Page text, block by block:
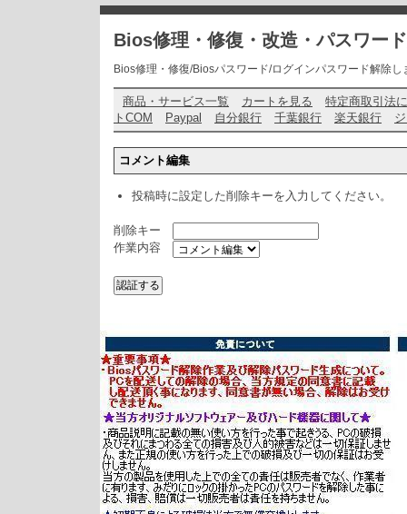
Bios修理・修復・改造・パスワー
Bios修理・修復/Biosパスワード/ログインパスワード解除
商品・サービス一覧 カートを見る
特定商取引法
トCOM
Paypal 自分銀行 千葉銀行 楽天銀行
コメント編集
投稿時に設定した削除キーを入力してください。
削除キー
作業内容